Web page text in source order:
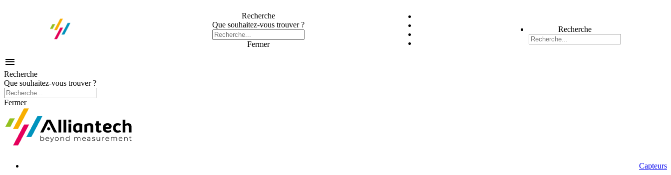
Recherche
Que souhaitez-vous trouver ?
Fermer
Recherche

Recherche
Que souhaitez-vous trouver ?
Fermer
Capteurs